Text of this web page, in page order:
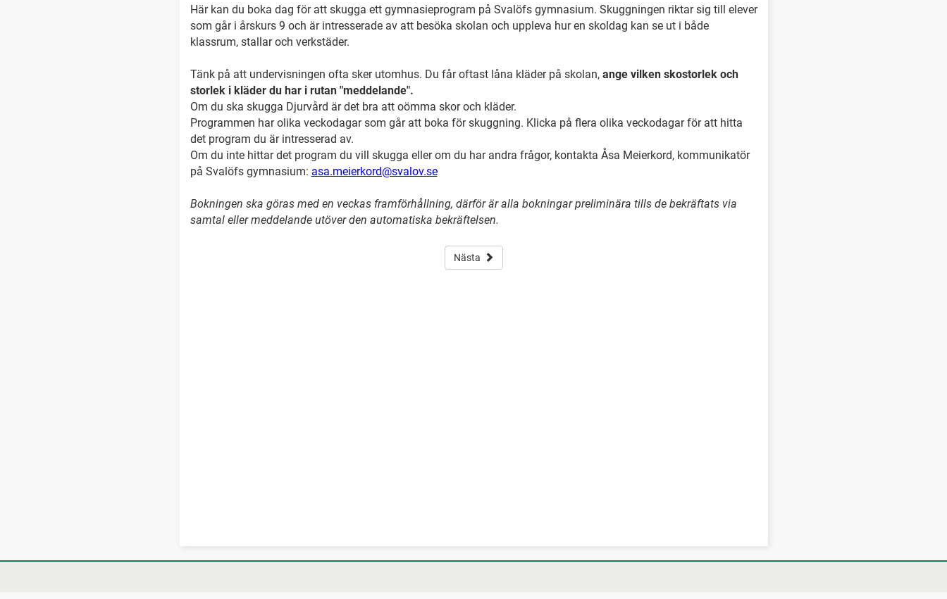
Här kan du boka dag för att skugga ett gymnasieprogram på Svalöfs gymnasium. Skuggningen riktar sig till elever
som går i årskurs 9 och är intresserade av att besöka skolan och uppleva hur en skoldag kan se ut i både
klassrum, stallar och verkstäder.
Tänk på att undervisningen ofta sker utomhus. Du får oftast låna kläder på skolan, ange vilken skostorlek och
storlek i kläder du har i rutan "meddelande".
Om du ska skugga Djurvård är det bra att oömma skor och kläder.
Programmen har olika veckodagar som går att boka för skuggning. Klicka på flera olika veckodagar för att hitta
det program du är intresserad av.
Om du inte hittar det program du vill skugga eller om du har andra frågor, kontakta Åsa Meierkord, kommunikatör
på Svalöfs gymnasium: asa.meierkord@svalov.se
Bokningen ska göras med en veckas framförhållning, därför är alla bokningar preliminära tills de bekräftats via
samtal eller meddelande utöver den automatiska bekräftelsen.
Nästa